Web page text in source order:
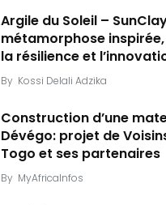
Argile du Soleil –
métamorphose
la résilience et
By Kossi Delali Adzika
Construction d’une
Dévégo: projet de
Togo et ses partenaires
By MyAfricaInfos